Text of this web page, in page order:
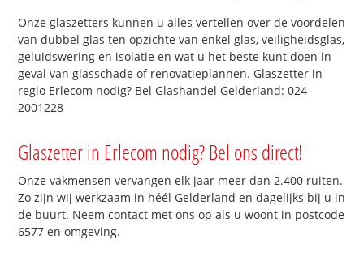
Onze glaszetters kunnen u alles vertellen over de voordelen
van dubbel glas ten opzichte van enkel glas, veiligheidsglas,
geluidswering en isolatie en wat u het beste kunt doen in
geval van glasschade of renovatieplannen. Glaszetter in
regio Erlecom nodig? Bel Glashandel Gelderland: 024-
2001228
Glaszetter in Erlecom nodig? Bel ons direct!
Onze vakmensen vervangen elk jaar meer dan 2.400 ruiten.
Zo zijn wij werkzaam in héél Gelderland en dagelijks bij u in
de buurt. Neem contact met ons op als u woont in postcode
6577 en omgeving.